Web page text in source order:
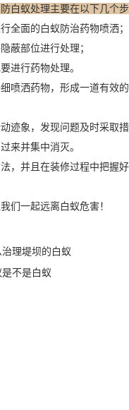
白蚁处理主要在以下几个步
全面的白蚁防治药物喷洒；
蔽部位进行处理；
进行药物处理。
喷洒药物，形成一道有效
迹象，发现问题及时采取措
来并集中消灭。
，并且在装修过程中把握
们一起远离白蚁危害！
理堤坝的白蚁
不是白蚁